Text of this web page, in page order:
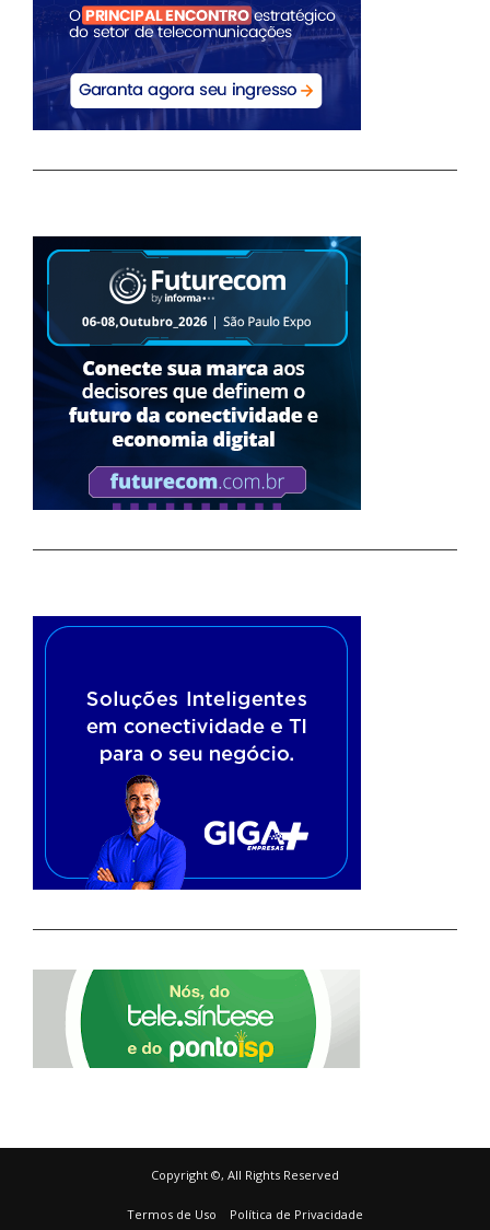
Copyright ©, All Rights Reserved
Termos de Uso Política de Privacidade